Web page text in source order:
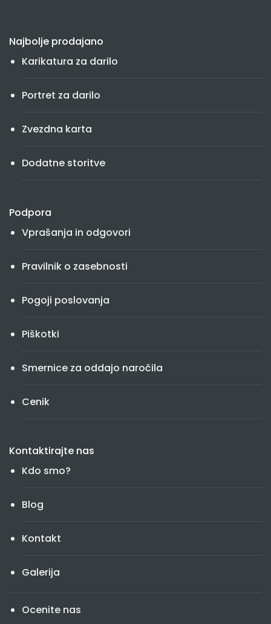
Najbolje prodajano
Karikatura za darilo
Portret za darilo
Zvezdna karta
Dodatne storitve
Podpora
Vprašanja in odgovori
Pravilnik o zasebnosti
Pogoji poslovanja
Piškotki
Smernice za oddajo naročila
Cenik
Kontaktirajte nas
Kdo smo?
Blog
Kontakt
Galerija
Ocenite nas